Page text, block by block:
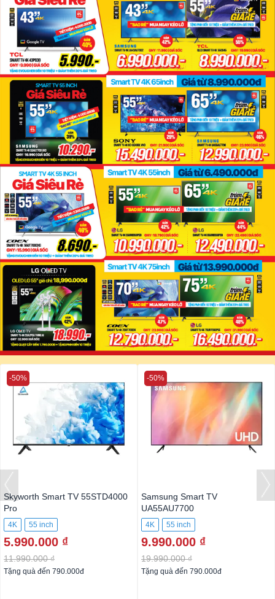
Skyworth Smart TV 55STD4000
Pro
4K 55 inch
5.990.000 ₫
11.990.000 ₫
-50%
Tặng quà đến 790.000đ
Samsung Smart TV
UA55AU7700
4K 55 inch
9.990.000 ₫
19.990.000 ₫
-50%
Tặng quà đến 790.000đ